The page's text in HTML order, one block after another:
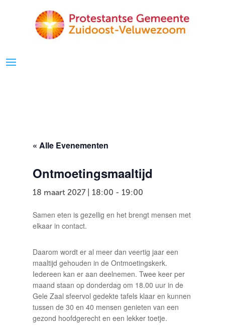
« Alle Evenementen
Ontmoetingsmaaltijd
18 maart 2027 | 18:00 - 19:00
Samen eten is gezellig en het brengt mensen met
elkaar in contact.
Daarom wordt er al meer dan veertig jaar een
maaltijd gehouden in de Ontmoetingskerk.
Iedereen kan er aan deelnemen. Twee keer per
maand staan op donderdag om 18.00 uur in de
Gele Zaal sfeervol gedekte tafels klaar en kunnen
tussen de 30 en 40 mensen genieten van een
gezond hoofdgerecht en een lekker toetje.